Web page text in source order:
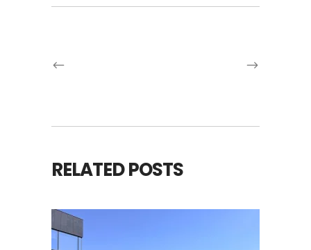
RELATED POSTS